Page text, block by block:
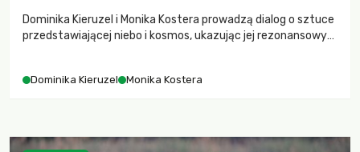
Dominika Kieruzel i Monika Kostera prowadzą dialog o sztuce
przedstawiającej niebo i kosmos, ukazując jej rezonansowy
Dominika Kieruzel Monika Kostera